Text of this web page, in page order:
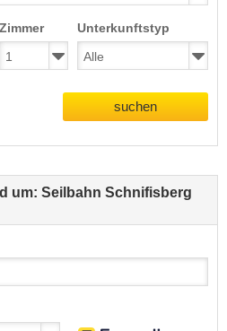
Zimmer Unterkunftstyp
suchen
um: Seilbahn Schnifisberg